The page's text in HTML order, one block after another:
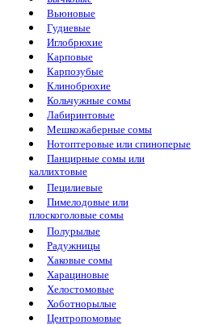
Вьюновые
Гудиевые
Иглобрюхие
Карповые
Карпозубые
Клинобрюхие
Кольчужные сомы
Лабиринтовые
Мешкожаберные сомы
Нотоптеровые или спиноперые
Панцирные сомы или
каллихтовые
Пецилиевые
Пимелодовые или
плоскоголовые сомы
Полурылые
Радужницы
Хаковые сомы
Харациновые
Хелостомовые
Хоботнорылые
Центропомовые